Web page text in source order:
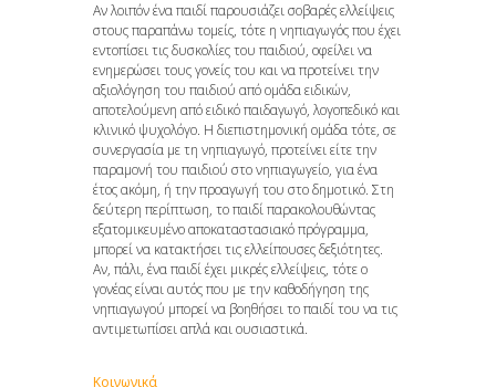
Αν λοιπόν ένα παιδί παρουσιάζει σοβαρές ελλείψεις
στους παραπάνω τομείς, τότε η νηπιαγωγός που έχει
εντοπίσει τις δυσκολίες του παιδιού, οφείλει να
ενημερώσει τους γονείς του και να προτείνει την
αξιολόγηση του παιδιού από ομάδα ειδικών,
αποτελούμενη από ειδικό παιδαγωγό, λογοπεδικό και
κλινικό ψυχολόγο. Η διεπιστημονική ομάδα τότε, σε
συνεργασία με τη νηπιαγωγό, προτείνει είτε την
παραμονή του παιδιού στο νηπιαγωγείο, για ένα
έτος ακόμη, ή την προαγωγή του στο δημοτικό. Στη
δεύτερη περίπτωση, το παιδί παρακολουθώντας
εξατομικευμένο αποκαταστασιακό πρόγραμμα,
μπορεί να κατακτήσει τις ελλείπουσες δεξιότητες.
Αν, πάλι, ένα παιδί έχει μικρές ελλείψεις, τότε ο
γονέας είναι αυτός που με την καθοδήγηση της
νηπιαγωγού μπορεί να βοηθήσει το παιδί του να τις
αντιμετωπίσει απλά και ουσιαστικά.
Κοινωνικά